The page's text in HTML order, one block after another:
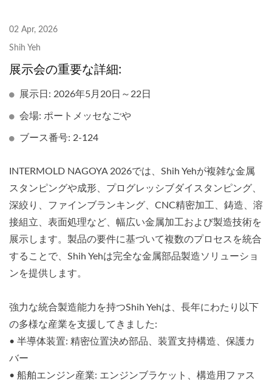
02 Apr, 2026
Shih Yeh
展示会の重要な詳細:
展示日: 2026年5月20日～22日
会場: ポートメッセなごや
ブース番号: 2-124
INTERMOLD NAGOYA 2026では、Shih Yehが複雑な金属
スタンピングや成形、プログレッシブダイスタンピング、
深絞り、ファインブランキング、CNC精密加工、鋳造、溶
接組立、表面処理など、幅広い金属加工および製造技術を
展示します。製品の要件に基づいて複数のプロセスを統合
することで、Shih Yehは完全な金属部品製造ソリューショ
ンを提供します。
強力な統合製造能力を持つShih Yehは、長年にわたり以下
の多様な産業を支援してきました:
• 半導体装置: 精密位置決め部品、装置支持構造、保護カ
バー
• 船舶エンジン産業: エンジンブラケット、構造用ファス